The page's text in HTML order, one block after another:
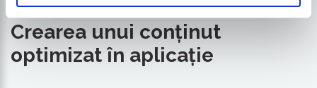
Crearea unui conținut
optimizat în aplicație